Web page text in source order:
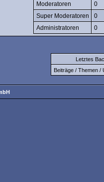
Moderatoren
0
Super Moderatoren
0
Administratoren
0
Letztes
Beiträge / Themen /